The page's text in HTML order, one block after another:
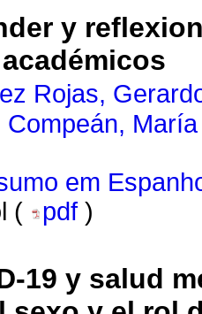
y
Rojas,
Compeán,
em
(
pdf )
19 y salud